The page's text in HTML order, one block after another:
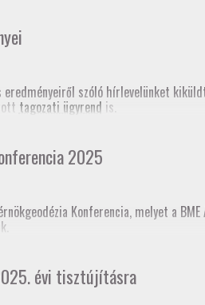
szóló hírlevelünket
tagozati ügyrend is.
2025
Konferencia, melyet a
évi tisztújításra